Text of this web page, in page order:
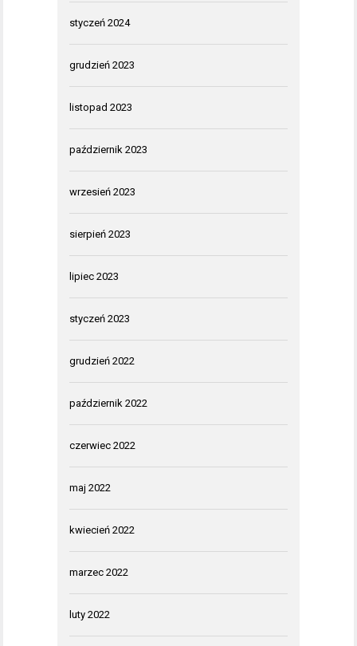
styczeń 2024
grudzień 2023
listopad 2023
październik 2023
wrzesień 2023
sierpień 2023
lipiec 2023
styczeń 2023
grudzień 2022
październik 2022
czerwiec 2022
maj 2022
kwiecień 2022
marzec 2022
luty 2022